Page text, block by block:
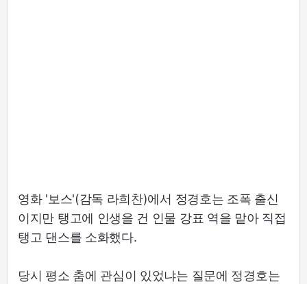
영화 '보스'(감독 라희찬)에서 정경호는 조폭 출신
이지만 탱고에 인생을 건 인물 강표 역을 맡아 직접
탱고 댄스를 소화했다.
당시 평소 춤에 관심이 있었냐는 질문에 정경호는